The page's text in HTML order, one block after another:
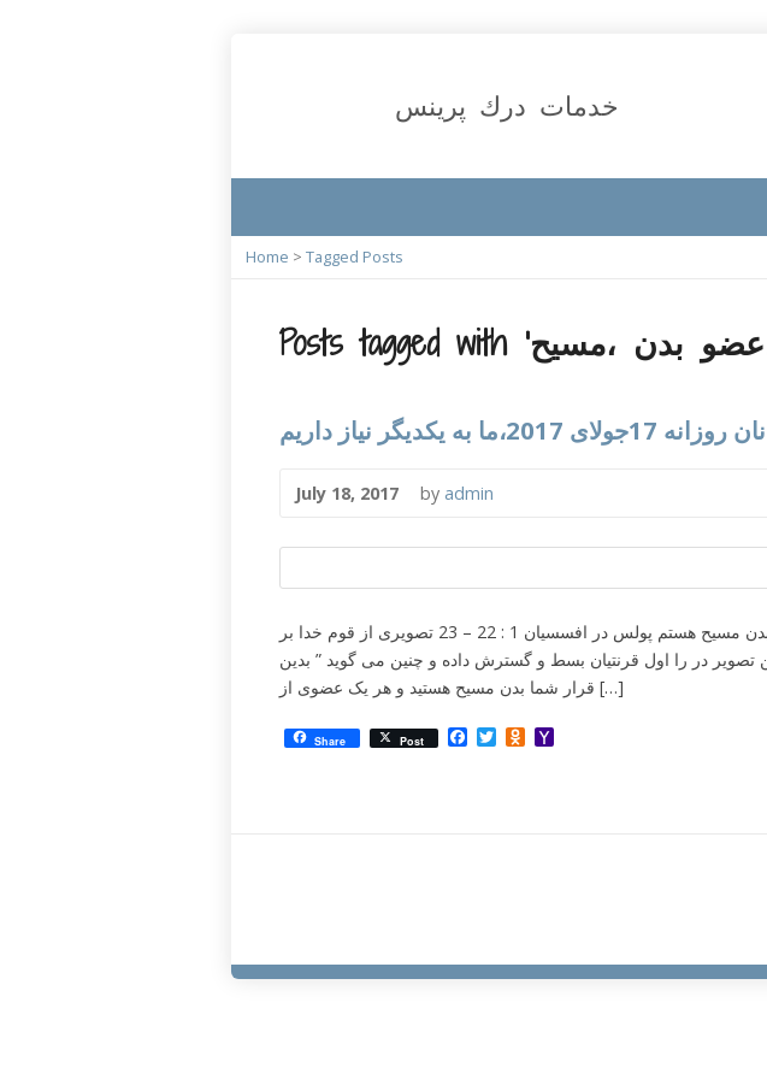
خدمات درك پرينس
Home > Tagged Posts
نان روزانه 17جولای 2017،ما به یکدیگر نیاز داریم
July 18, 2017 by admin
ما به یکدیگر نیاز داریم من عضو بدن مسیح هستم پولس در افسسیان 1 : 22 – 23 تصویری از قوم خدا بر
در را اول قرنتیان بسط و گسترش داده و چنین می گوید ” بدین
قرار شما بدن مسیح هستید و هر یک عضوی از […]
Share Post Facebook
TwitterOdnoklassniki